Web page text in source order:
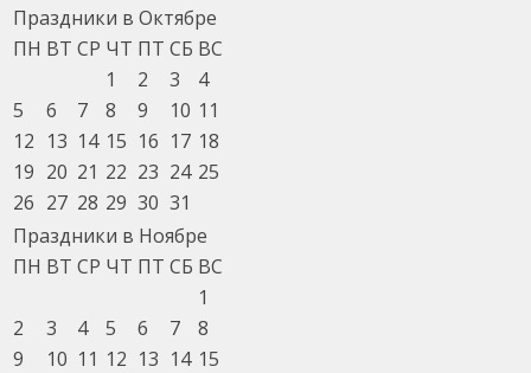
Праздники в Октябре
ПН ВТ СР ЧТ ПТ СБ ВС
1
2 3
4
5
6 7 8 9 10 11
12 13 14 15 16 17 18
19 20 21 22 23 24 25
26 27 28 29 30 31
Праздники в Ноябре
ПН ВТ СР ЧТ ПТ СБ ВС
1
2
3 4 5 6 7
8
9
10 11 12 13 14 15